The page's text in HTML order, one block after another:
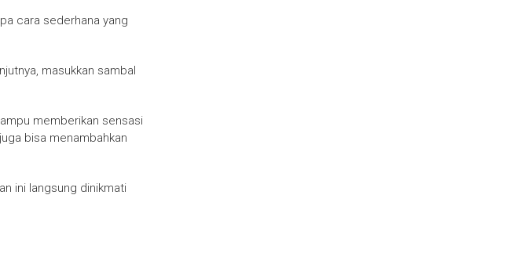
cara sederhana yang
masukkan sambal
memberikan sensasi
bisa menambahkan
ini langsung dinikmati